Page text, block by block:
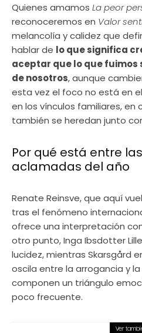
Quienes amamos La peor
reconoceremos en Valor
melancolía y calidez que
hablar de lo que significa
aceptar que lo que fuimos
de nosotros, aunque
esta vez el foco no está en
en los vínculos familiares,
también se heredan junto
Por qué está entre
aclamadas del año
Renate Reinsve, que aquí
tras el fenómeno
ofrece una interpretación
otro punto, Inga Ibsdotter
lucidez, mientras Skarsgård
oscila entre la arrogancia y
componen un triángulo
poco frecuente.
Ver